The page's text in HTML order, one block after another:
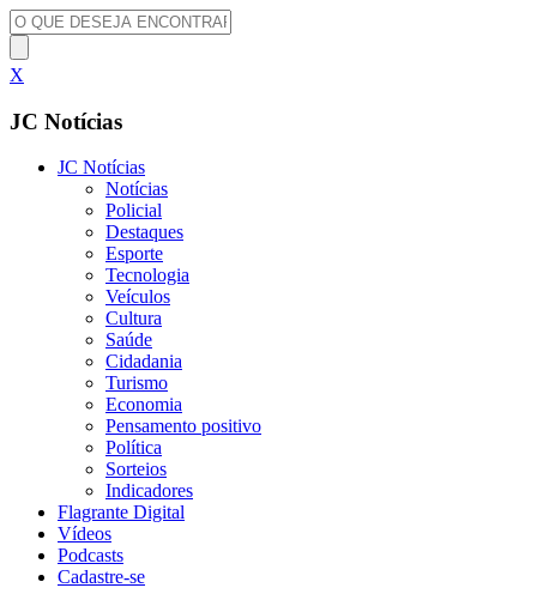
X
JC Notícias
JC Notícias
Notícias
Policial
Destaques
Esporte
Tecnologia
Veículos
Cultura
Saúde
Cidadania
Turismo
Economia
Pensamento positivo
Política
Sorteios
Indicadores
Flagrante Digital
Vídeos
Podcasts
Cadastre-se